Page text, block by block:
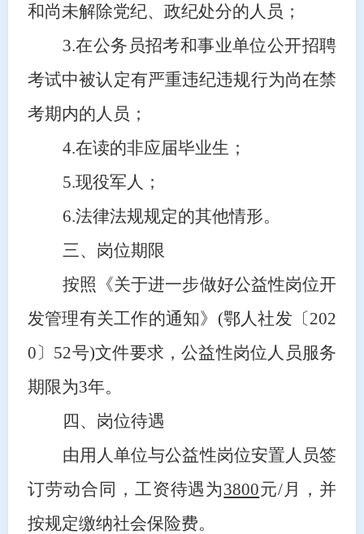
和尚未解除党纪、政纪处分的人员；
3.在公务员招考和事业单位公开招聘
考试中被认定有严重违纪违规行为尚在禁
考期内的人员；
4.在读的非应届毕业生；
5.现役军人；
6.法律法规规定的其他情形。
三、岗位期限
按照《关于进一步做好公益性岗位开
发管理有关工作的通知》 (鄂人社发〔202
0〕52号)文件要求，公益性岗位人员服务
期限为3年。
四、岗位待遇
由用人单位与公益性岗位安置人员签
订劳动合同，工资待遇为3800元/月，并
按规定缴纳社会保险费。